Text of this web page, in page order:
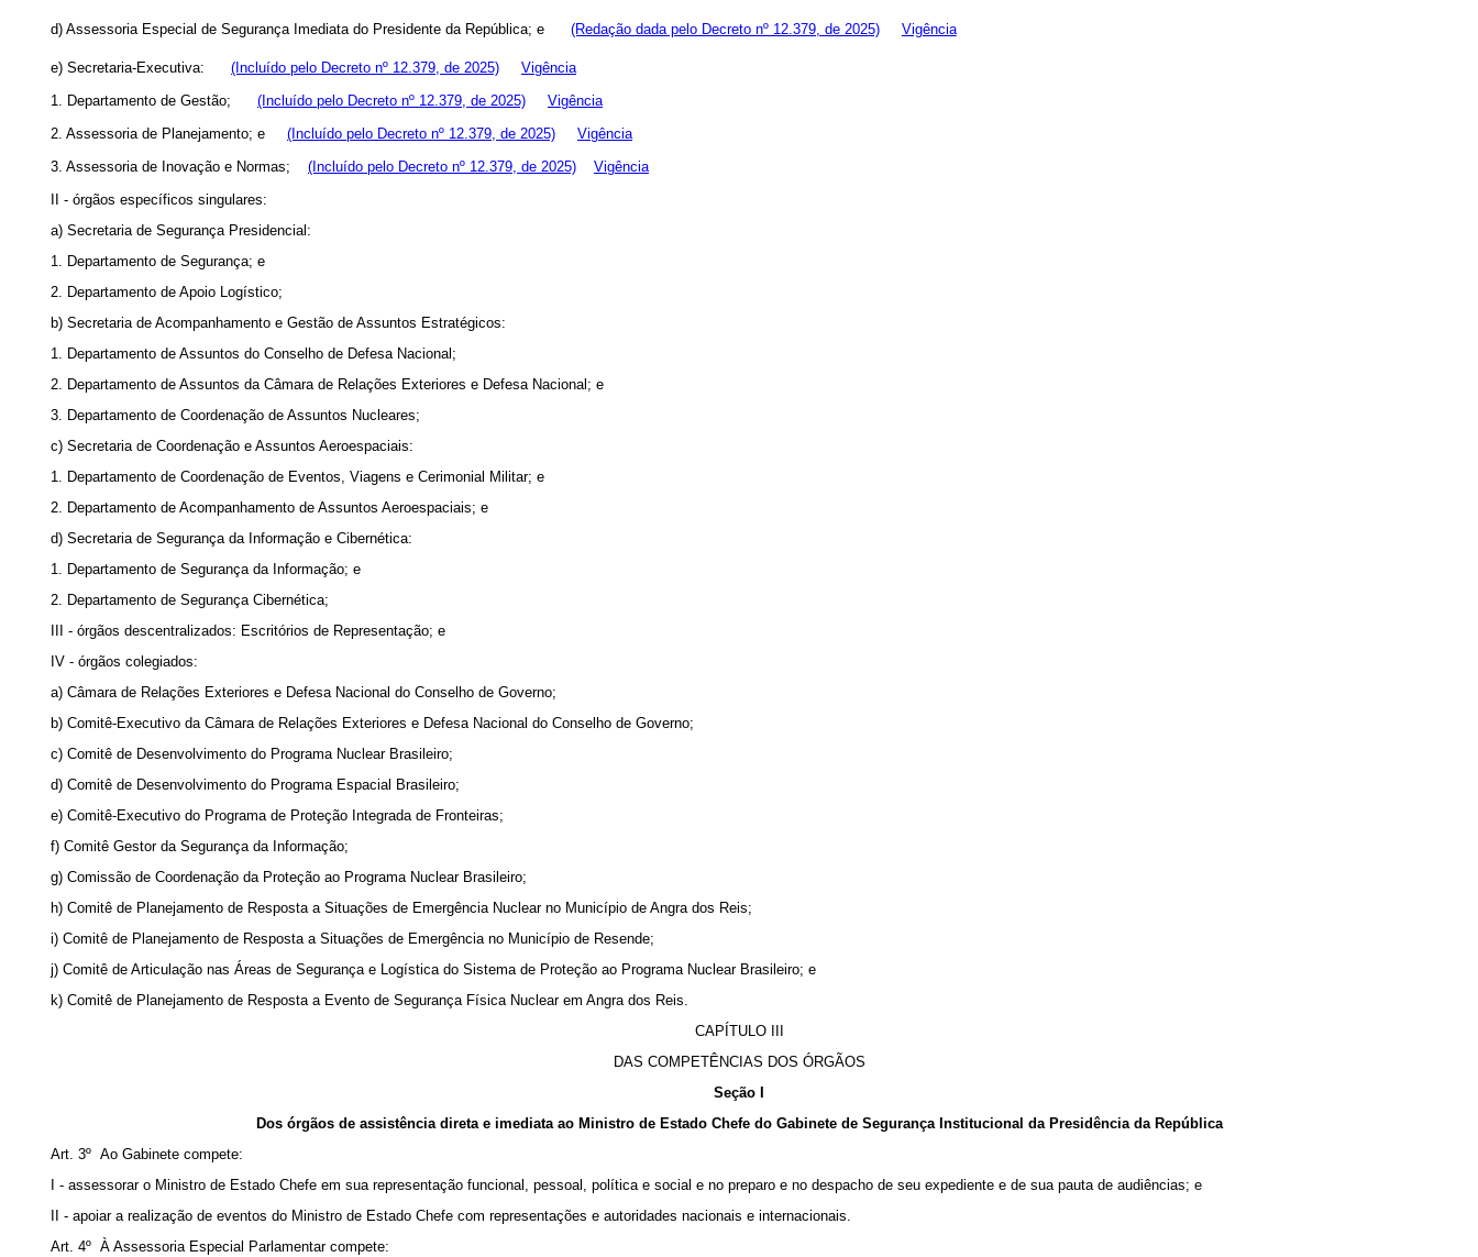
d) Assessoria Especial de Segurança Imediata do Presidente da República; e (Redação dada pelo Decreto nº 12.379, de 2025) Vigência
e) Secretaria-Executiva: (Incluído pelo Decreto nº 12.379, de 2025)
Vigência
1. Departamento de Gestão; (Incluído pelo Decreto nº 12.379, de 2025)
Vigência
2. Assessoria de Planejamento; e (Incluído pelo Decreto nº 12.379, de 2025)
Vigência
3. Assessoria de Inovação e Normas; (Incluído pelo Decreto nº 12.379, de 2025)
Vigência
II - órgãos específicos singulares:
a) Secretaria de Segurança Presidencial:
1. Departamento de Segurança; e
2. Departamento de Apoio Logístico;
b) Secretaria de Acompanhamento e Gestão de Assuntos Estratégicos:
1. Departamento de Assuntos do Conselho de Defesa Nacional;
2. Departamento de Assuntos da Câmara de Relações Exteriores e Defesa Nacional; e
3. Departamento de Coordenação de Assuntos Nucleares;
c) Secretaria de Coordenação e Assuntos Aeroespaciais:
1. Departamento de Coordenação de Eventos, Viagens e Cerimonial Militar; e
2. Departamento de Acompanhamento de Assuntos Aeroespaciais; e
d) Secretaria de Segurança da Informação e Cibernética:
1. Departamento de Segurança da Informação; e
2. Departamento de Segurança Cibernética;
III - órgãos descentralizados: Escritórios de Representação; e
IV - órgãos colegiados:
a) Câmara de Relações Exteriores e Defesa Nacional do Conselho de Governo;
b) Comitê-Executivo da Câmara de Relações Exteriores e Defesa Nacional do Conselho de Governo;
c) Comitê de Desenvolvimento do Programa Nuclear Brasileiro;
d) Comitê de Desenvolvimento do Programa Espacial Brasileiro;
e) Comitê-Executivo do Programa de Proteção Integrada de Fronteiras;
f) Comitê Gestor da Segurança da Informação;
g) Comissão de Coordenação da Proteção ao Programa Nuclear Brasileiro;
h) Comitê de Planejamento de Resposta a Situações de Emergência Nuclear no Município de Angra dos Reis;
i) Comitê de Planejamento de Resposta a Situações de Emergência no Município de Resende;
j) Comitê de Articulação nas Áreas de Segurança e Logística do Sistema de Proteção ao Programa Nuclear Brasileiro; e
k) Comitê de Planejamento de Resposta a Evento de Segurança Física Nuclear em Angra dos Reis.
CAPÍTULO III
DAS COMPETÊNCIAS DOS ÓRGÃOS
Seção I
Dos órgãos de assistência direta e imediata ao Ministro de Estado Chefe do Gabinete de Segurança Institucional da Presidência da República
Art. 3º Ao Gabinete compete:
I - assessorar o Ministro de Estado Chefe em sua representação funcional, pessoal, política e social e no preparo e no despacho de seu expediente e de sua pauta de audiências; e
II - apoiar a realização de eventos do Ministro de Estado Chefe com representações e autoridades nacionais e internacionais.
Art. 4º À Assessoria Especial Parlamentar compete: